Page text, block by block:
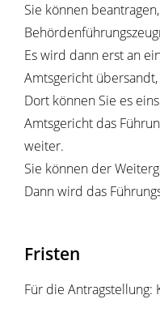
Sie können
Es wird dann erst an
Amtsgericht
Dort können Sie es
Amtsgericht das
weiter.
Sie können der
Dann wird das
Fristen
Für die Antragstellung: